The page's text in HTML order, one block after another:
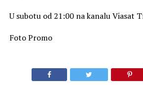
U subotu od 21:00 na kanalu Viasat
Foto Promo